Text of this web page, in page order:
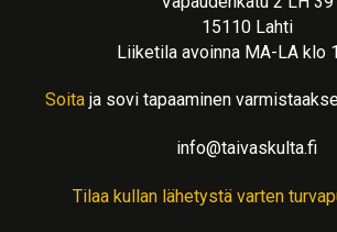
15110 Lahti
Liiketila avoinna MA-LA klo
Soita ja sovi tapaaminen
info@taivaskulta.fi
Tilaa kullan lähetystä varten